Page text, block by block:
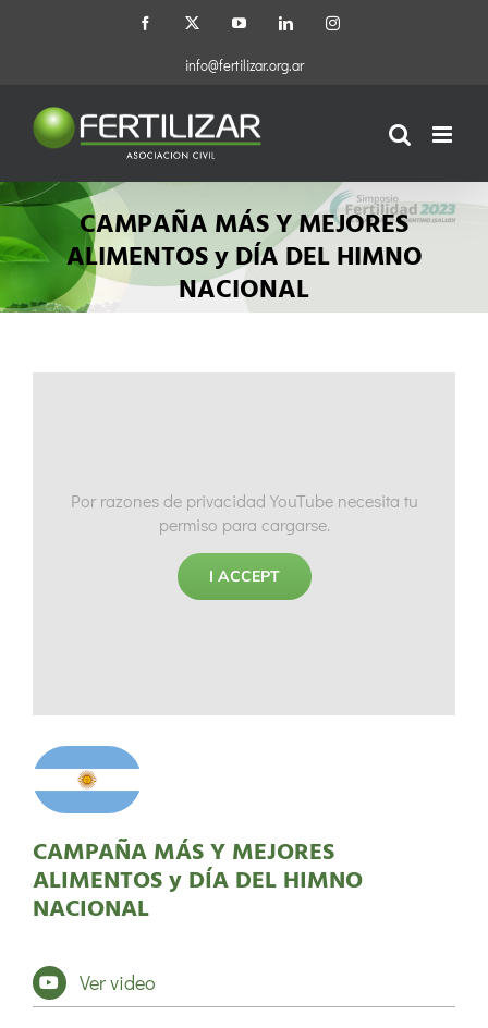
Facebook
X YouTubeLinkedInInstagram
info@fertilizar.org.ar
CAMPAÑA MÁS Y MEJORES
ALIMENTOS y DÍA DEL HIMNO
NACIONAL
Por razones de privacidad YouTube necesita tu
permiso para cargarse.
I ACCEPT
CAMPAÑA MÁS Y MEJORES
ALIMENTOS y DÍA DEL HIMNO
NACIONAL
Ver video